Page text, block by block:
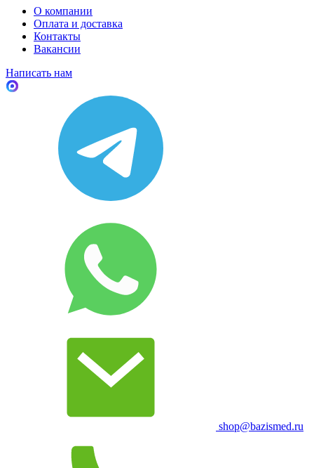
О компании
Оплата и доставка
Контакты
Вакансии
Написать нам
shop@bazismed.ru